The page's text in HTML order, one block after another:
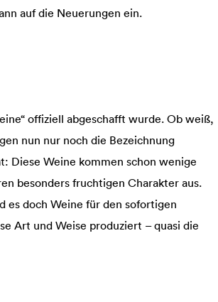
auf die Neuerungen ein.
offiziell abgeschafft wurde. Ob weiß,
nun nur noch die Bezeichnung
Diese Weine kommen schon wenige
besonders fruchtigen Charakter aus.
es doch Weine für den sofortigen
Art und Weise produziert – quasi die